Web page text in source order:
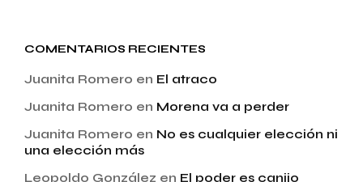
COMENTARIOS RECIENTES
Juanita Romero en El atraco
Juanita Romero en Morena va a perder
Juanita Romero en No es cualquier elección ni
una elección más
Leopoldo González en El poder es canijo